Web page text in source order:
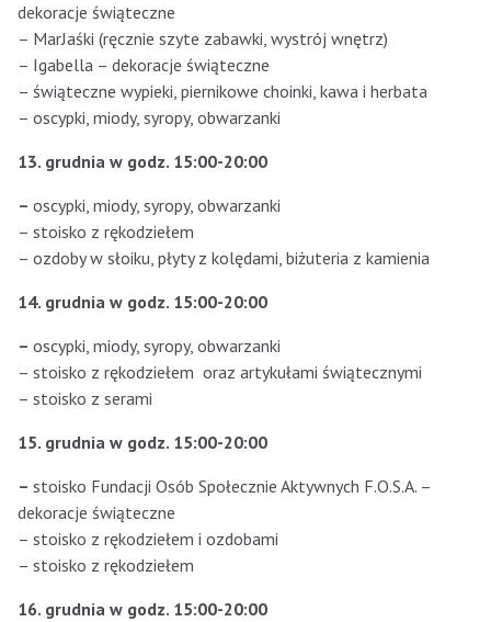
dekoracje świąteczne
– MarJaśki (ręcznie szyte zabawki, wystrój wnętrz)
– Igabella – dekoracje świąteczne
– świąteczne wypieki, piernikowe choinki, kawa i herbata
– oscypki, miody, syropy, obwarzanki
13. grudnia w godz. 15:00-20:00
– oscypki, miody, syropy, obwarzanki
– stoisko z rękodziełem
– ozdoby w słoiku, płyty z kolędami, biżuteria z kamienia
14. grudnia w godz. 15:00-20:00
– oscypki, miody, syropy, obwarzanki
– stoisko z rękodziełem oraz artykułami świątecznymi
– stoisko z serami
15. grudnia w godz. 15:00-20:00
– stoisko Fundacji Osób Społecznie Aktywnych F.O.S.A. –
dekoracje świąteczne
– stoisko z rękodziełem i ozdobami
– stoisko z rękodziełem
16. grudnia w godz. 15:00-20:00